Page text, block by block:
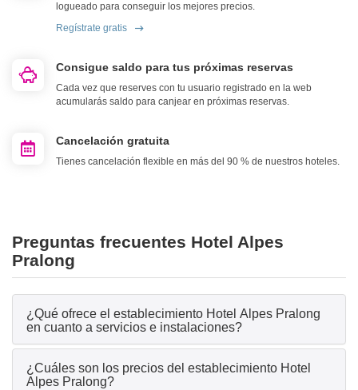
logueado para conseguir los mejores precios.
Regístrate gratis
Consigue saldo para tus próximas reservas
Cada vez que reserves con tu usuario registrado en la web
acumularás saldo para canjear en próximas reservas.
Cancelación gratuita
Tienes cancelación flexible en más del 90 % de nuestros hoteles.
Preguntas frecuentes Hotel Alpes
Pralong
¿Qué ofrece el establecimiento Hotel Alpes Pralong
en cuanto a servicios e instalaciones?
¿Cuáles son los precios del establecimiento Hotel
Alpes Pralong?